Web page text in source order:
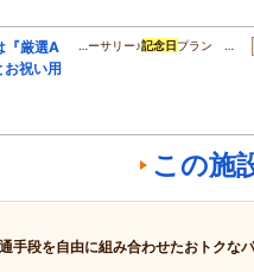
『厳選A
お祝い用
…ーサリー♪記念日 プラン …
この施
手段を自由に組み合わせたおトクな